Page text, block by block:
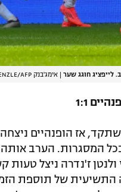
לייפציג חוגג שער | אימג'בנק GettyImages, THOMAS KIENZLE/AFP
1:1
בכל המסגרות. הערב
של תוספת